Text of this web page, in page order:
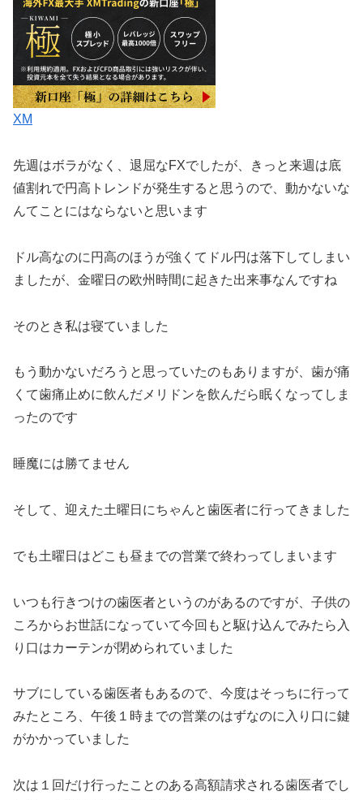
XM
先週はボラがなく、退屈なFXでしたが、きっと来週は底
値割れで円高トレンドが発生すると思うので、動かないな
んてことにはならないと思います
ドル高なのに円高のほうが強くてドル円は落下してしまい
ましたが、金曜日の欧州時間に起きた出来事なんですね
そのとき私は寝ていました
もう動かないだろうと思っていたのもありますが、歯が痛
くて歯痛止めに飲んだメリドンを飲んだら眠くなってしま
ったのです
睡魔には勝てません
そして、迎えた土曜日にちゃんと歯医者に行ってきました
でも土曜日はどこも昼までの営業で終わってしまいます
いつも行きつけの歯医者というのがあるのですが、子供の
ころからお世話になっていて今回もと駆け込んでみたら入
り口はカーテンが閉められていました
サブにしている歯医者もあるので、今度はそっちに行って
みたところ、午後１時までの営業のはずなのに入り口に鍵
がかかっていました
次は１回だけ行ったことのある高額請求される歯医者でし